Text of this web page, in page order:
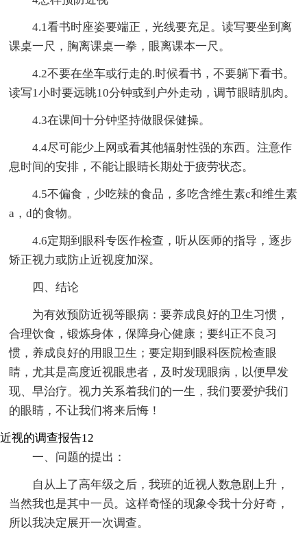
4.1看书时座姿要端正，光线要充足。读写要坐到离
课桌一尺，胸离课桌一拳，眼离课本一尺。
4.2不要在坐车或行走的.时候看书，不要躺下看书。
读写1小时要远眺10分钟或到户外走动，调节眼睛肌肉。
4.3在课间十分钟坚持做眼保健操。
4.4尽可能少上网或看其他辐射性强的东西。注意作
息时间的安排，不能让眼睛长期处于疲劳状态。
4.5不偏食，少吃辣的食品，多吃含维生素c和维生素
a，d的食物。
4.6定期到眼科专医作检查，听从医师的指导，逐步
矫正视力或防止近视度加深。
四、结论
为有效预防近视等眼病：要养成良好的卫生习惯，
合理饮食，锻炼身体，保障身心健康；要纠正不良习
惯，养成良好的用眼卫生；要定期到眼科医院检查眼
睛，尤其是高度近视眼患者，及时发现眼病，以便早发
现、早治疗。视力关系着我们的一生，我们要爱护我们
的眼睛，不让我们将来后悔！
近视的调查报告12
一、问题的提出：
自从上了高年级之后，我班的近视人数急剧上升，
当然我也是其中一员。这样奇怪的现象令我十分好奇，
所以我决定展开一次调查。